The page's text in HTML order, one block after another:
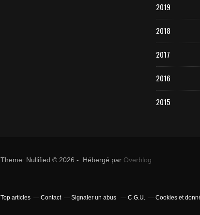
2019
2018
2017
2016
2015
Theme: Nullified © 2026 - Hébergé par Overblog
Top articles Contact Signaler un abus C.G.U. Cookies et